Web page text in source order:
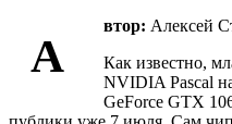
А
втор: Алексей
Как известно,
NVIDIA Pascal
GeForce GTX